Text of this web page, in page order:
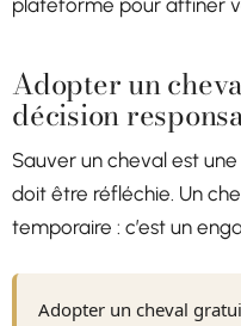
plateforme pour affiner
Adopter un
décision
Sauver un cheval est
doit être réfléchie. Un
temporaire : c’est un
Adopter un cheval